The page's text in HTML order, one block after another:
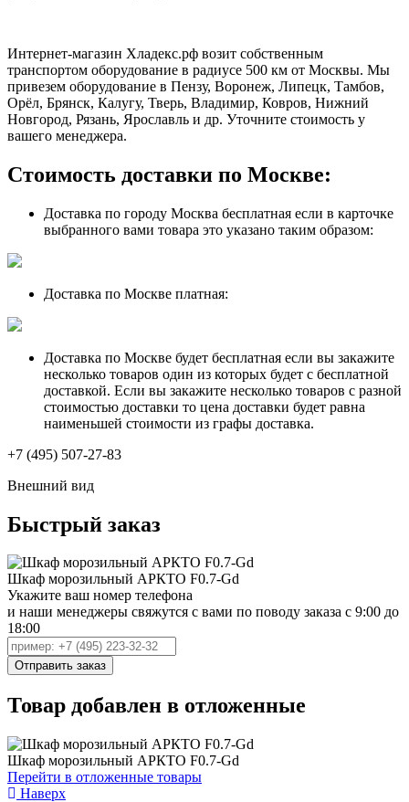
Интернет-магазин Хладекс.рф возит собственным
транспортом оборудование в радиусе 500 км от Москвы. Мы
привезем оборудование в Пензу, Воронеж, Липецк, Тамбов,
Орёл, Брянск, Калугу, Тверь, Владимир, Ковров, Нижний
Новгород, Рязань, Ярославль и др. Уточните стоимость у
вашего менеджера.
Стоимость доставки по Москве:
Доставка по городу Москва бесплатная если в карточке
выбранного вами товара это указано таким образом:
Доставка по Москве платная:
Доставка по Москве будет бесплатная если вы закажите
несколько товаров один из которых будет с бесплатной
доставкой. Если вы закажите несколько товаров с разной
стоимостью доставки то цена доставки будет равна
наименьшей стоимости из графы доставка.
+7 (495) 507-27-83
Внешний вид
Быстрый заказ
Шкаф морозильный АРКТО F0.7-Gd
Укажите ваш номер телефона
и наши менеджеры свяжутся с вами по поводу заказа с 9:00 до
18:00
Товар добавлен в отложенные
Шкаф морозильный АРКТО F0.7-Gd
Перейти в отложенные товары
Наверх